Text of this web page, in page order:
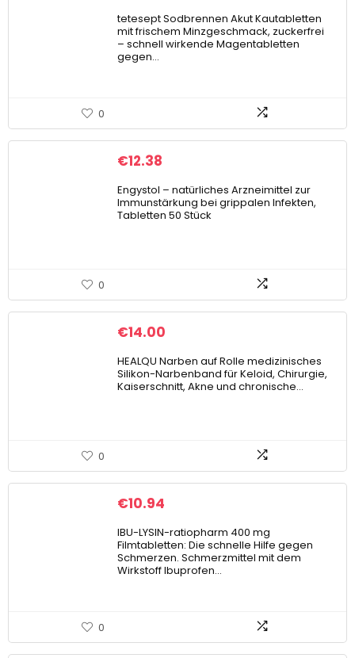
tetesept Sodbrennen Akut Kautabletten
mit frischem Minzgeschmack, zuckerfrei
– schnell wirkende Magentabletten
gegen…
0
€12.38
Engystol – natürliches Arzneimittel zur
Immunstärkung bei grippalen Infekten,
Tabletten 50 Stück
0
€14.00
HEALQU Narben auf Rolle medizinisches
Silikon-Narbenband für Keloid, Chirurgie,
Kaiserschnitt, Akne und chronische…
0
€10.94
IBU-LYSIN-ratiopharm 400 mg
Filmtabletten: Die schnelle Hilfe gegen
Schmerzen. Schmerzmittel mit dem
Wirkstoff Ibuprofen…
0